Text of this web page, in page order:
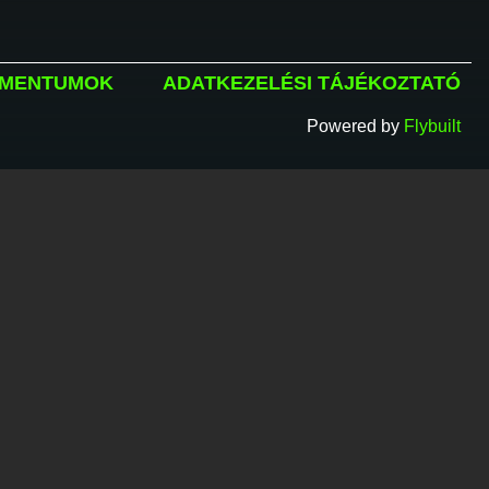
ADATKEZELÉSI TÁJÉKOZTATÓ
Powered by Flybuilt